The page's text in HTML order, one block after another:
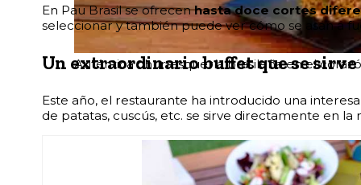
Auténtica churrasquería brasileña en el
En Pau Brasil se ofrecenhasta doce cortes
seleccionar y también puede ver cómo se asan a
Un extraordinario buffet que se sirve
Este año, el restaurante ha introducido una
de patatas, cuscús, etc. se sirve directamente en la